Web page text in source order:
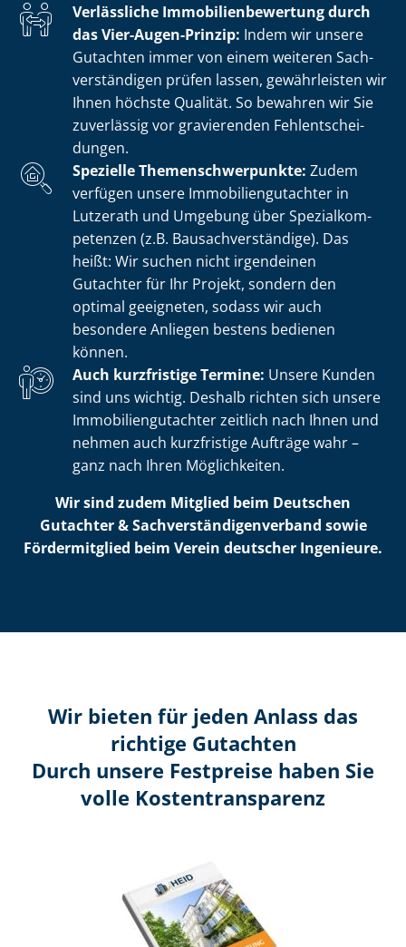
Verlässliche Im­mo­bi­li­en­be­wer­tung durch
das Vier-Augen-Prinzip: Indem wir unsere
Gutachten immer von einem weiteren Sach­
ver­stän­di­gen prüfen lassen, gewährleisten wir
Ihnen höchste Qualität. So bewahren wir Sie
zuverlässig vor gravierenden Fehl­ent­schei­
dun­gen.
Spezielle The­men­schwer­punk­te: Zudem
verfügen unsere Im­mo­bi­li­en­gut­ach­ter in
Lutzerath und Umgebung über Spe­zi­al­kom­
pe­ten­zen (z.B. Bau­sach­ver­stän­di­ge). Das
heißt: Wir suchen nicht irgendeinen
Gutachter für Ihr Projekt, sondern den
optimal geeigneten, sodass wir auch
besondere Anliegen bestens bedienen
können.
Auch kurzfristige Termine: Unsere Kunden
sind uns wichtig. Deshalb richten sich unsere
Im­mo­bi­li­en­gut­ach­ter zeitlich nach Ihnen und
nehmen auch kurzfristige Aufträge wahr –
ganz nach Ihren Möglichkeiten.
Wir sind zudem Mitglied beim Deutschen
Gutachter & Sach­ver­stän­di­gen­ver­band sowie
Fördermitglied beim Verein deutscher Ingenieure.
Wir bieten für jeden Anlass das
richtige Gutachten
Durch unsere Festpreise haben Sie
volle Kosten­transparenz